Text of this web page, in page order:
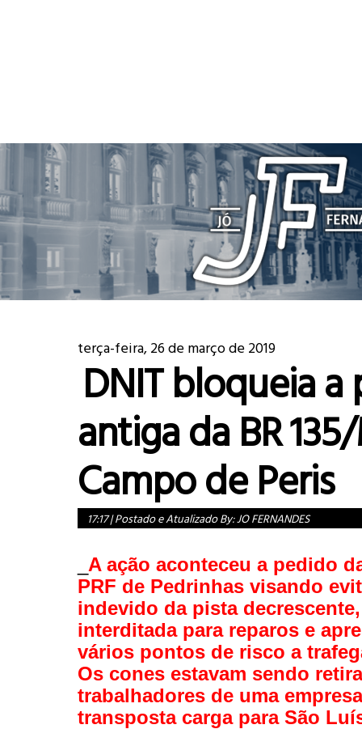
terça-feira, 26 de março de 2019
DNIT bloqueia a
antiga da BR
Campo de Peris
17:17|Postado e Atualizado By:JO FERNANDES
A ação aconteceu a pedido
PRF de Pedrinhas visando
indevido da pista
interditada para reparos e
vários pontos de risco a
Os cones estavam sendo
trabalhadores de uma
transposta carga para São